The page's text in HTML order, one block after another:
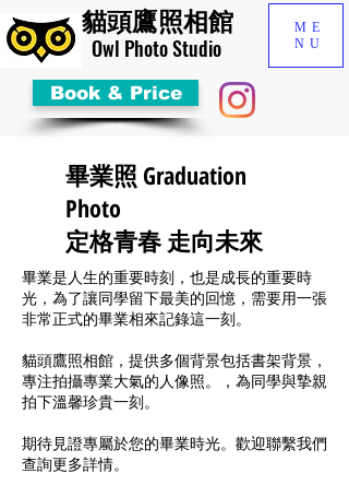
​Owl Photo Studio
Book & Price
貓頭鷹照相館
ME
NU
畢業照 Graduation
Photo
​定格青春 走向未來
畢業是人生的重要時刻，也是成長的重要時
光，為了讓同學留下最美的回憶，需要用一張
非常正式的畢業相來記錄這一刻。
貓頭鷹照相館，提供多個背景包括書架背景，
專注拍攝專業大氣的人像照。，為同學與摯親
拍下溫馨珍貴一刻。
期待見證專屬於您的畢業時光。歡迎聯繫我們
查詢更多詳情。